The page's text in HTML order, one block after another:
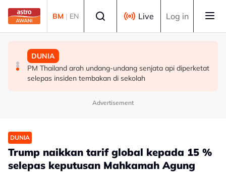
Skip to main content
BM | EN Live Log in
MALAYSIA
Berita tempatan pilihan sepanjang hari ini
MALAYSIA
Pengacara, ahli perniagaan ditahan bantu siasatan
audio siar sentuh isu sensitiviti agama
DUNIA
PM Thailand arah undang-undang senjata api diperketat
selepas insiden tembakan di sekolah
Advertisement
DUNIA
Trump naikkan tarif global kepada 15 %
selepas keputusan Mahkamah Agung